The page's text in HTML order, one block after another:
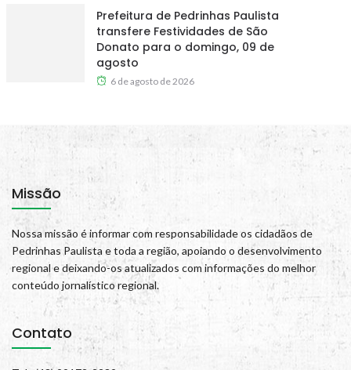
Prefeitura de Pedrinhas Paulista
transfere Festividades de São
Donato para o domingo, 09 de
agosto
6 de agosto de 2026
Missão
Nossa missão é informar com responsabilidade os cidadãos de
Pedrinhas Paulista e toda a região, apoiando o desenvolvimento
regional e deixando-os atualizados com informações do melhor
conteúdo jornalístico regional.
Contato